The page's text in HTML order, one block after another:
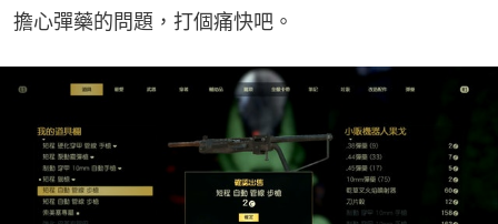
擔心彈藥的問題，打個痛快吧。